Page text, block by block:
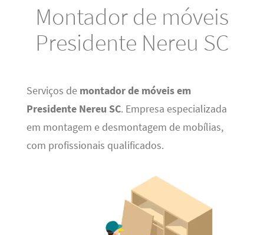
Montador de móveis
Presidente Nereu SC
Serviços de montador de móveis em
Presidente Nereu SC. Empresa especializada
em montagem e desmontagem de mobílias,
com profissionais qualificados.